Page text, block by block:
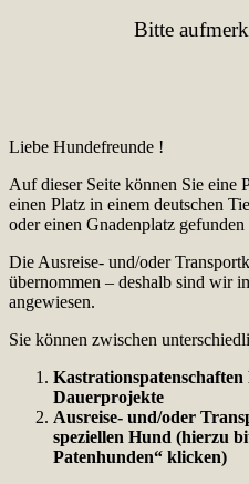
Bitte
Liebe Hundefreunde !
Auf dieser Seite können Sie eine
einen Platz in einem deutschen
oder einen Gnadenplatz gefunden
Die Ausreise- und/oder
übernommen – deshalb sind wir
angewiesen.
Sie können zwischen
Dauerprojekte
Ausreise- und/oder
speziellen Hund (hierzu
Patenhunden“ klicken)